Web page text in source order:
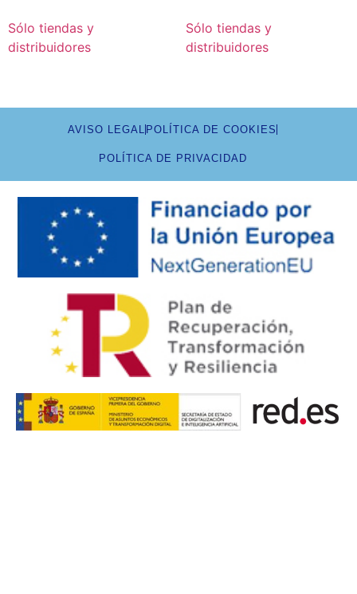
Sólo tiendas y
distribuidores
Sólo tiendas y
distribuidores
AVISO LEGAL POLÍTICA DE COOKIES
POLÍTICA DE PRIVACIDAD